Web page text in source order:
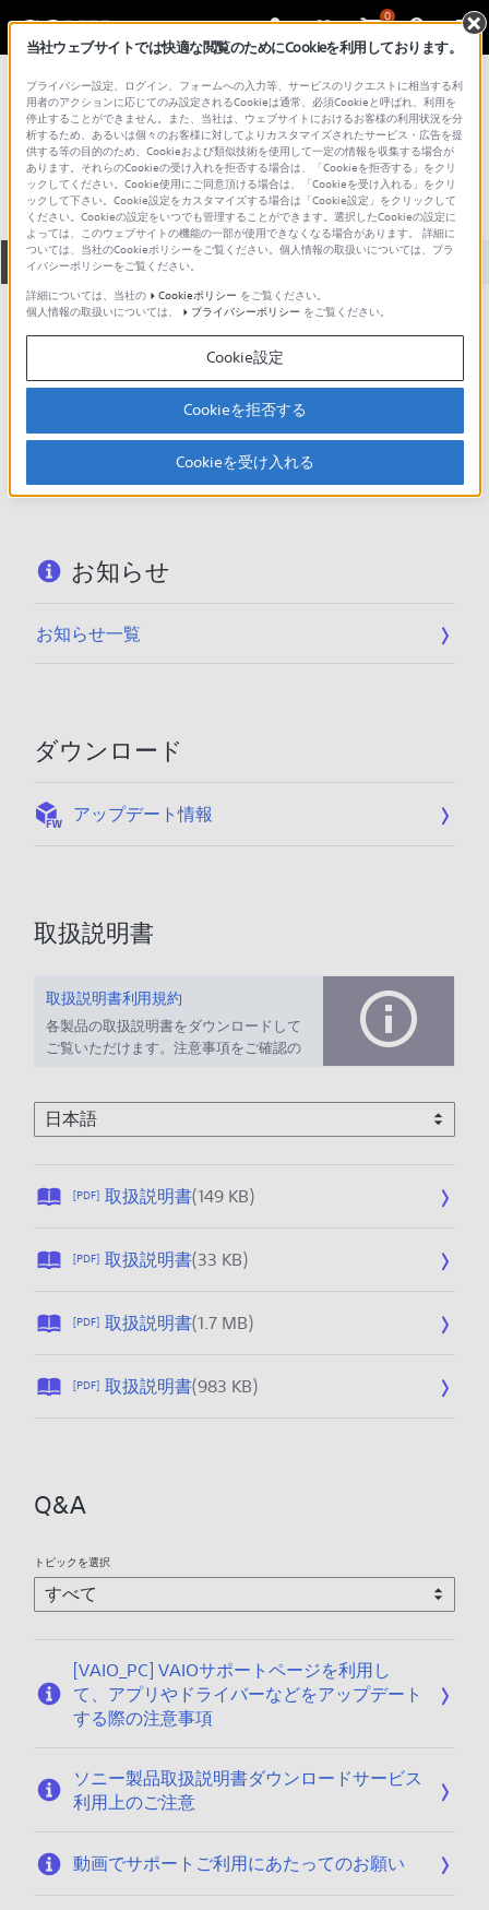
0
総合サポート・お問い合わせ ノートPC
PCG-505
全て ダウンロード 取扱説明書 Q&A
製品に関する重要なお知らせ
お知らせ
製品に関する重要なお知らせ
重要なお知らせ一覧
お知らせ
お知らせ一覧
ダウンロード
アップデート情報
取扱説明書
取扱説明書利用規約
各製品の取扱説明書をダウンロードして
ご覧いただけます。注意事項をご確認の
[PDF] 取扱説明書(149 KB)公
2
/
[PDF] 取扱説明書(33 KB)公
:
2
0
2
[PDF] 取扱説明書(1.7 MB)公
:
2
2
0
[PDF] 取扱説明書(983 KB)公
/
2
0
Q&A
トピックを選択
[VAIO_PC] VAIOサポートページを利用し
て、アプリやドライバーなどをアップデート
する際の注意事項
ソニー製品取扱説明書ダウンロードサービス
利用上のご注意
動画でサポートご利用にあたってのお願い
当社ウェブサイトでは快適な閲覧のためにCookieを利用しております。
プライバシー設定、ログイン、フォームへの入力等、サービスのリクエストに相当する利
用者のアクションに応じてのみ設定されるCookieは通常、必須Cookieと呼ばれ、利用を
停止することができません。また、当社は、ウェブサイトにおけるお客様の利用状況を分
析するため、あるいは個々のお客様に対してよりカスタマイズされたサービス・広告を提
供する等の目的のため、Cookieおよび類似技術を使用して一定の情報を収集する場合が
あります。それらのCookieの受け入れを拒否する場合は、「Cookieを拒否する」をクリ
ックしてください。Cookie使用にご同意頂ける場合は、「Cookieを受け入れる」をクリ
ックして下さい。Cookie設定をカスタマイズする場合は「Cookie設定」をクリックして
ください。Cookieの設定をいつでも管理することができます。選択したCookieの設定に
よっては、このウェブサイトの機能の一部が使用できなくなる場合があります。 詳細に
ついては、当社のCookieポリシーをご覧ください。個人情報の取扱いについては、プラ
イバシーポリシーをご覧ください。
詳細については、当社の
Cookieポリシー をご覧ください。
個人情報の取扱いについては、
プライバシーポリシー をご覧ください。
Cookie設定
Cookieを拒否する
Cookieを受け入れる